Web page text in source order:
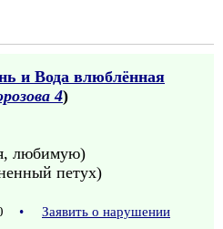
и Вода влюблённая
4)
любимую)
петух)
• Заявить о нарушении